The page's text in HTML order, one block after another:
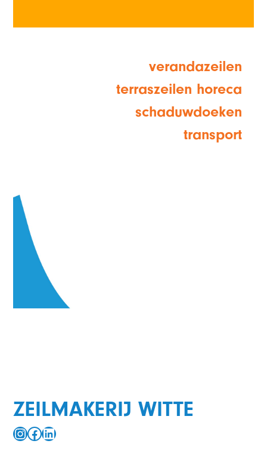
verandazeilen
terraszeilen horeca
schaduwdoeken
transport
ZEILMAKERIJ WITTE
InstagramFacebook LinkedIn